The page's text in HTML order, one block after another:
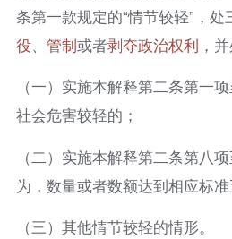
条第一款规定的“情节较轻”，处
役、 管制或者剥夺政治权利 ，
（一）实施本解释第二条第一
社会危害较轻的；
（二）实施本解释第二条第八
为，数量或者数额达到相应标
（三）其他情节较轻的情形。